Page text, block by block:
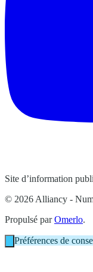
Site d’information
© 2026 Alliancy -
Propulsé parOmerlo.
Préférences de